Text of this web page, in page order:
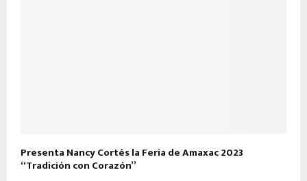
Presenta Nancy Cortés la Feria de Amaxac 2023
“Tradición con Corazón”